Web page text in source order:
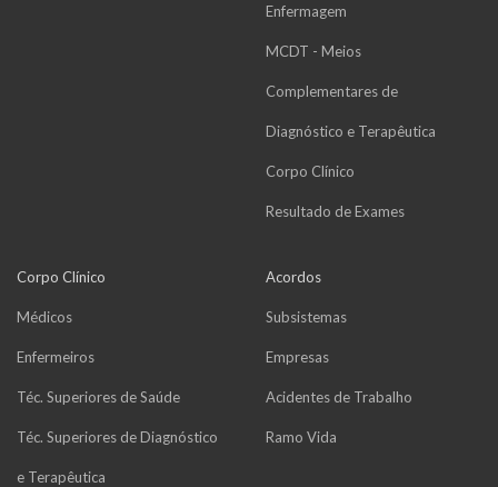
Enfermagem
MCDT - Meios
Complementares de
Diagnóstico e Terapêutica
Corpo Clínico
Resultado de Exames
Corpo Clínico
Médicos
Enfermeiros
Téc. Superiores de Saúde
Téc. Superiores de Diagnóstico
e Terapêutica
Acordos
Subsistemas
Empresas
Acidentes de Trabalho
Ramo Vida